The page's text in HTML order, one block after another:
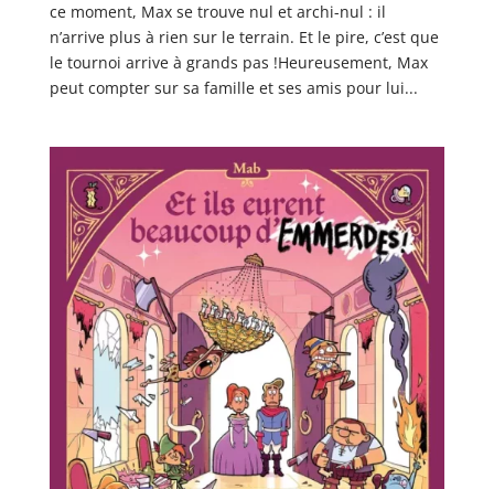
ce moment, Max se trouve nul et archi-nul : il
n’arrive plus à rien sur le terrain. Et le pire, c’est que
le tournoi arrive à grands pas !Heureusement, Max
peut compter sur sa famille et ses amis pour lui...